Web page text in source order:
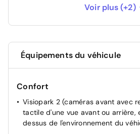
Peinture métallisée
Roue de secours galette
Voir plus (+2)
Équipements du véhicule
Confort
Visiopark 2 (caméras avant avec
tactile d'une vue avant ou arrière,
dessus de l'environnement du